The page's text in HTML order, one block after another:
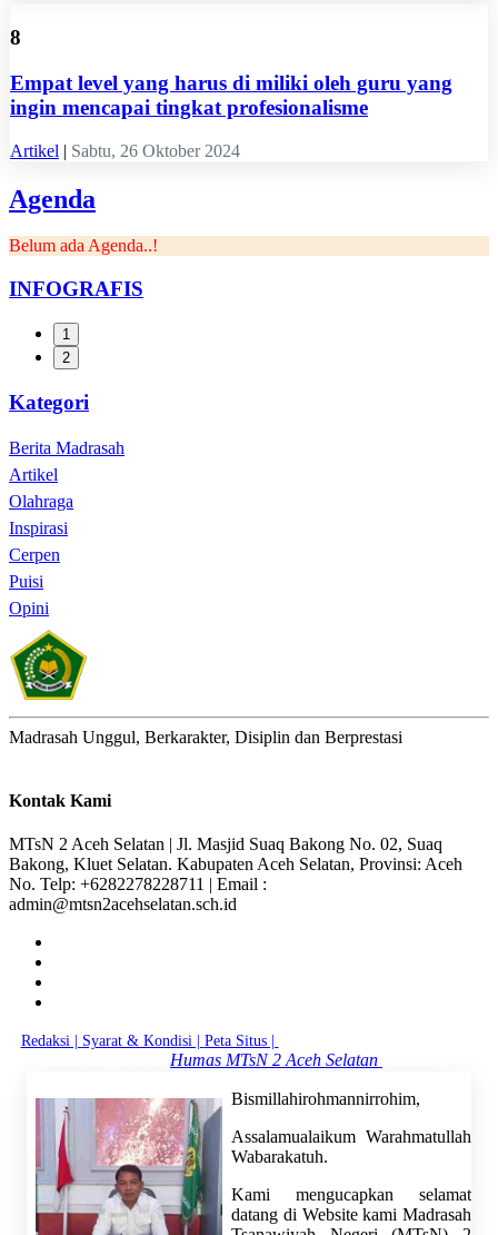
8
Empat level yang harus di miliki oleh guru yang
ingin mencapai tingkat profesionalisme
Artikel | Sabtu, 26 Oktober 2024
Agenda
Belum ada Agenda..!
INFOGRAFIS
1
2
Kategori
Berita Madrasah
Artikel
Olahraga
Inspirasi
Cerpen
Puisi
Opini
Madrasah Unggul, Berkarakter, Disiplin dan Berprestasi
Kontak Kami
MTsN 2 Aceh Selatan | Jl. Masjid Suaq Bakong No. 02, Suaq
Bakong, Kluet Selatan. Kabupaten Aceh Selatan, Provinsi: Aceh
No. Telp: +6282278228711 | Email :
admin@mtsn2acehselatan.sch.id
Redaksi | Syarat & Kondisi | Peta Situs |
Humas MTsN 2 Aceh Selatan
Bismillahirohmannirrohim,
Assalamualaikum Warahmatullah
Wabarakatuh.
Kami mengucapkan selamat
datang di Website kami Madrasah